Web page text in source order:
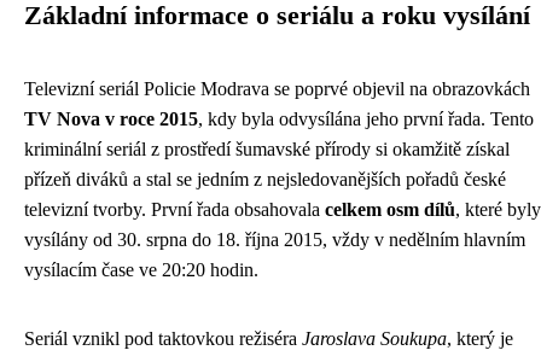
Základní informace o seriálu a roku vysílání
Televizní seriál Policie Modrava se poprvé objevil na obrazovkách
TV Nova v roce 2015, kdy byla odvysílána jeho první řada. Tento
kriminální seriál z prostředí šumavské přírody si okamžitě získal
přízeň diváků a stal se jedním z nejsledovanějších pořadů české
televizní tvorby. První řada obsahovala celkem osm dílů, které byly
vysílány od 30. srpna do 18. října 2015, vždy v nedělním hlavním
vysílacím čase ve 20:20 hodin.
Seriál vznikl pod taktovkou režiséra Jaroslava Soukupa, který je